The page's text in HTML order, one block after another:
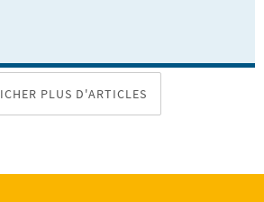
PLUS D'ARTICLES